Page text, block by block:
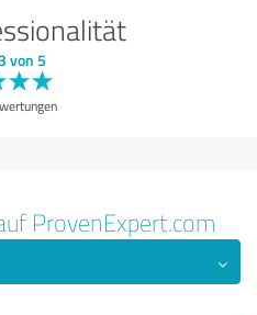
von 5
ProvenExpert.com